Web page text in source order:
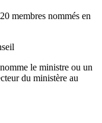
membres nommés en
le ministre ou un
du ministère au